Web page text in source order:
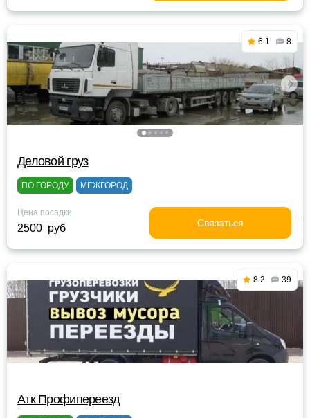
6.1 8
Деловой груз
ПО ГОРОДУ МЕЖГОРОД
Цена посадки
2500 руб Связаться
8.2 39
Атк Профипереезд